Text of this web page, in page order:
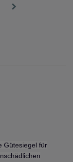
chevron_right
Gütesiegel für